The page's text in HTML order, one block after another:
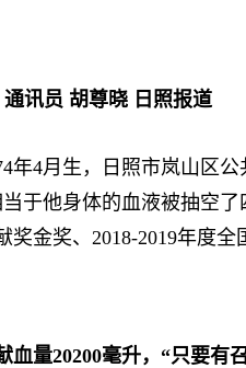
讯员 胡尊晓 日照报道
4月生，日照市岚山区公
当于他身体的血液被抽空
奖金奖、2018-2019年度
血量20200毫升，“只要有